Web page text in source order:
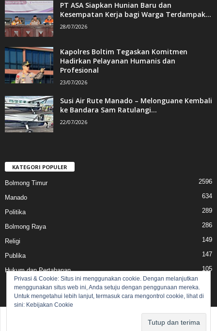
PT ASA Siapkan Hunian Baru dan
Kesempatan Kerja bagi Warga Terdampak...
28/07/2026
Kapolres Boltim Tegaskan Komitmen
Hadirkan Pelayanan Humanis dan
Profesional
23/07/2026
Susi Air Rute Manado – Melonguane Kembali
ke Bandara Sam Ratulangi...
22/07/2026
KATEGORI POPULER
Bolmong Timur 2596
Manado 634
Politika 289
Bolmong Raya 286
Religi 149
Publika 147
Hukum dan Pertahanan 105
Privasi & Cookie: Situs ini menggunakan cookie. Dengan melanjutkan
menggunakan situs web ini, Anda setuju dengan penggunaan mereka.
Untuk mengetahui lebih lanjut, termasuk cara mengontrol cookie, lihat di
sini: Kebijakan Cookie